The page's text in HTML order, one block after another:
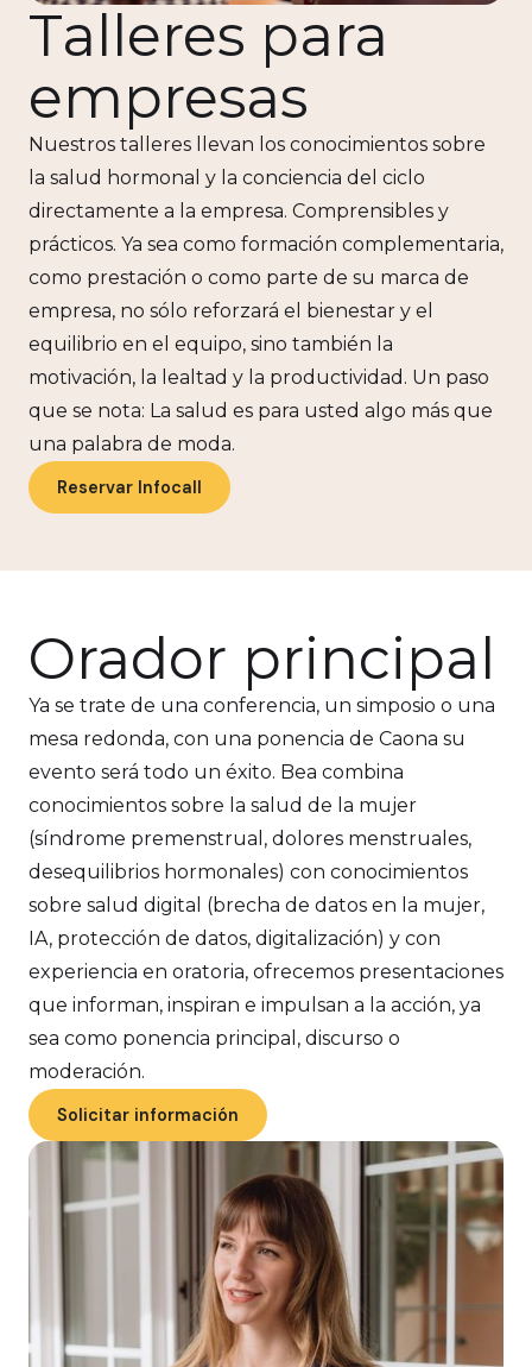
Talleres para
empresas
Nuestros talleres llevan los conocimientos sobre
la salud hormonal y la conciencia del ciclo
directamente a la empresa. Comprensibles y
prácticos. Ya sea como formación complementaria,
como prestación o como parte de su marca de
empresa, no sólo reforzará el bienestar y el
equilibrio en el equipo, sino también la
motivación, la lealtad y la productividad. Un paso
que se nota: La salud es para usted algo más que
una palabra de moda.
Reservar Infocall
Orador principal
Ya se trate de una conferencia, un simposio o una
mesa redonda, con una ponencia de Caona su
evento será todo un éxito. Bea combina
conocimientos sobre la salud de la mujer
(síndrome premenstrual, dolores menstruales,
desequilibrios hormonales) con conocimientos
sobre salud digital (brecha de datos en la mujer,
IA, protección de datos, digitalización) y con
experiencia en oratoria, ofrecemos presentaciones
que informan, inspiran e impulsan a la acción, ya
sea como ponencia principal, discurso o
moderación.
Solicitar información